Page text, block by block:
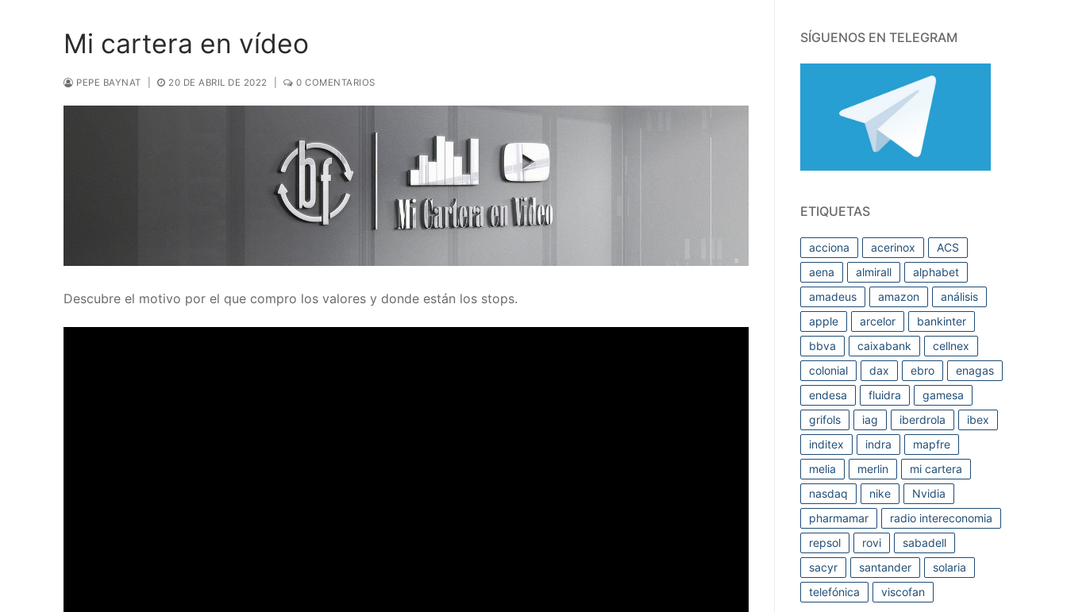
Mi cartera en vídeo
PEPE BAYNAT 20 DE ABRIL DE 2022 0 COMENTARIOS
Descubre el motivo por el que compro los valores y donde están los stops.
SÍGUENOS EN TELEGRAM
ETIQUETAS
acciona acerinox
ACS
aena
almirall
alphabet
amadeus
amazon
análisis
apple
arcelor
bankinter
bbva
caixabank
cellnex
colonial
dax ebro
enagas
endesa
fluidra
gamesa
grifols
iag iberdrola
ibex
inditex
indra
mapfre
melia
merlin
mi cartera
nasdaq
nike
Nvidia
pharmamar
radio intereconomia
repsol
rovi
sabadell
sacyr
santander
solaria
telefónica
viscofan